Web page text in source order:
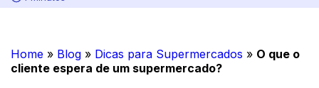
Home » Blog » Dicas para Supermercados » O que o
cliente espera de um supermercado?